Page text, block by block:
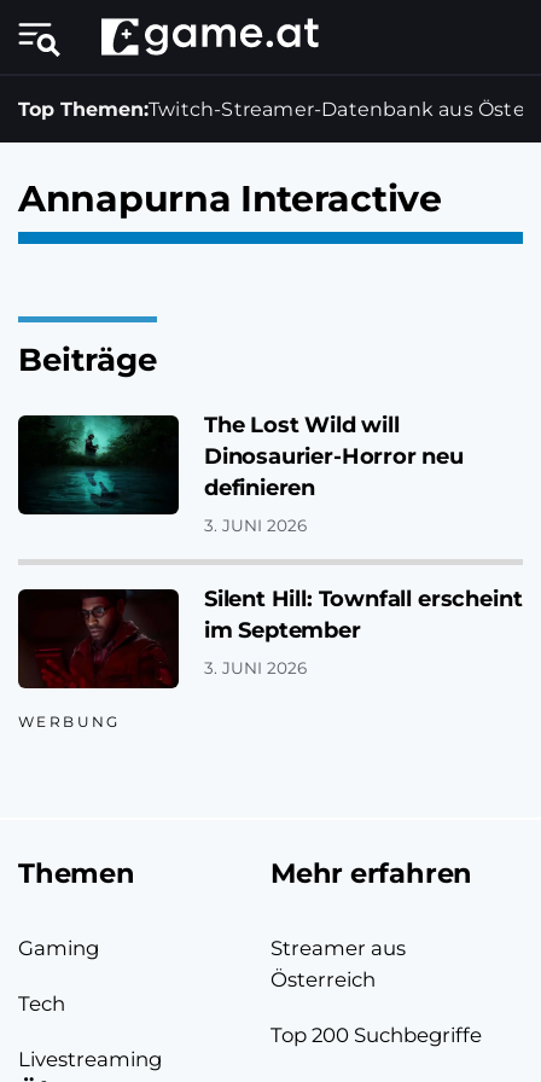
Top Themen:Twitch-Streamer-Datenbank aus
Annapurna Interactive
Beiträge
The Lost Wild will
Dinosaurier-Horror neu
definieren
3. JUNI 2026
Silent Hill: Townfall erscheint
im September
3. JUNI 2026
WERBUNG
Themen
Gaming
Tech
Livestreaming
Mehr erfahren
Streamer aus
Österreich
Top 200 Suchbegriffe